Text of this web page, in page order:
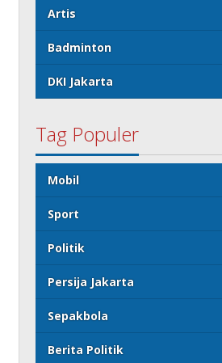
Artis
Badminton
DKI Jakarta
Tag Populer
Mobil
Sport
Politik
Persija Jakarta
Sepakbola
Berita Politik